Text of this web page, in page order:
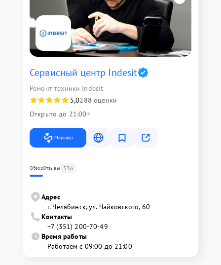
Сервисный центр Indesit
Ремонт техники Indesit
5,0288 оценки
Открыто до 21:00
Маршрут
ОбзорОтзывы 336
Адрес
г. Челябинск, ул. Чайковского, 60
Контакты
+7 (351) 200-70-49
Время работы
Работаем с 09:00 до 21:00